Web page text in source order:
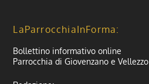
LaParrocchiaInForma:
Bollettino informativo online
Parrocchia di Giovenzano e Vellezzo